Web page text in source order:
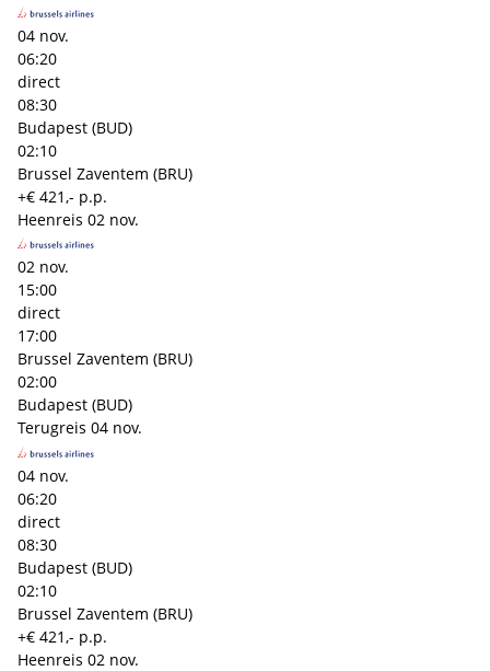
04 nov.
06:20
direct
08:30
Budapest (BUD)
02:10
Brussel Zaventem (BRU)
+€ 421,- p.p.
Heenreis 02 nov.
02 nov.
15:00
direct
17:00
Brussel Zaventem (BRU)
02:00
Budapest (BUD)
Terugreis 04 nov.
04 nov.
06:20
direct
08:30
Budapest (BUD)
02:10
Brussel Zaventem (BRU)
+€ 421,- p.p.
Heenreis 02 nov.